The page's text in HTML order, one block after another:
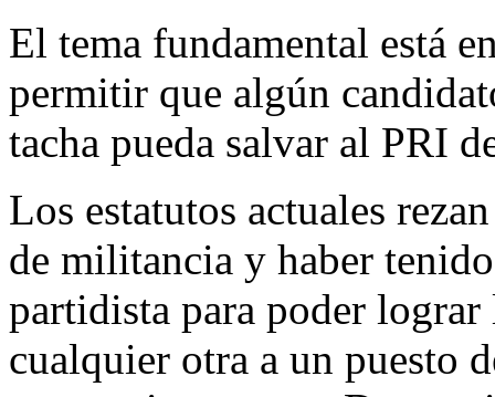
El tema fundamental está
permitir que algún
tacha pueda salvar al PRI
Los estatutos actuales
de militancia y haber
partidista para poder
cualquier otra a un puesto